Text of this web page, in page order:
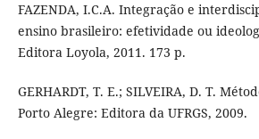
FAZENDA, I.C.A. Integração e
ensino brasileiro: efetividade ou
Editora Loyola, 2011. 173 p.
GERHARDT, T. E.; SILVEIRA, D. T.
Porto Alegre: Editora da UFRGS, 2009.